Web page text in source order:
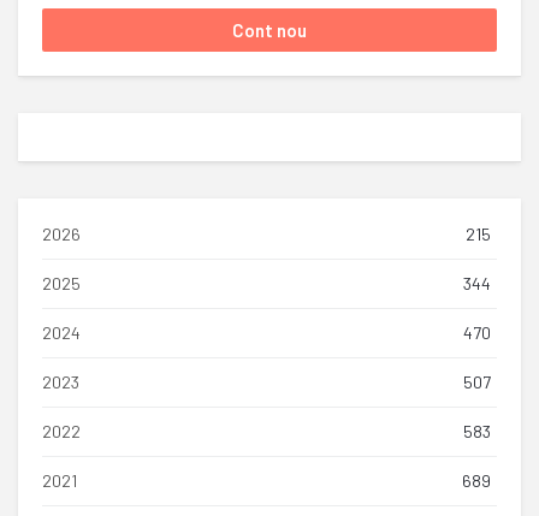
2026 215
2025 344
2024 470
2023 507
2022 583
2021 689